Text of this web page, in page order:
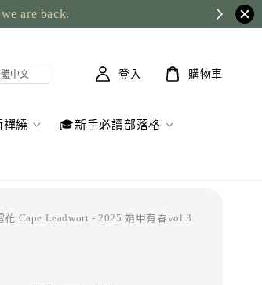
禪繞 🎓新手必讀部落格
登入 購物車
花 Cape Leadwort - 2025 媠甲有春vol.3